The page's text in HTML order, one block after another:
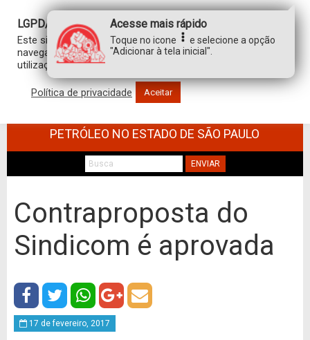
SINDICATO DOS TRABALHADORES NO
PETRÓLEO NO ESTADO DE SÃO PAULO
ENVIAR
Contraproposta do
Sindicom é aprovada
17 de fevereiro, 2017
LGPD/GDPR
Este site usa cookies para personalizar sua experiência de
navegação. Ao clicar em “aceitar”, você concorda com a
utilização de TODOS os cookies.
Política de privacidade Aceitar
Acesse mais rápido
Toque no icone
e selecione a opção
"Adicionar à tela inicial".